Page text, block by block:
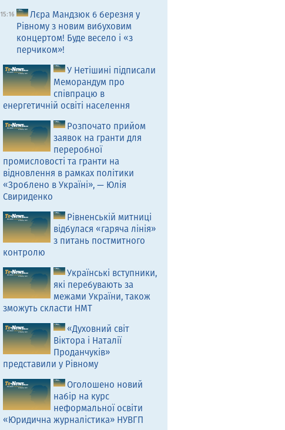
15:16
Лєра Мандзюк 6 березня у
Рівному з новим вибуховим
концертом! Буде весело і «з
перчиком»!
У Нетішині підписали
Меморандум про
співпрацю в
енергетичній освіті населення
Розпочато прийом
заявок на гранти для
переробної
промисловості та гранти на
відновлення в рамках політики
«Зроблено в Україні», — Юлія
Свириденко
Рівненській митниці
відбулася «гаряча лінія»
з питань постмитного
контролю
Українські вступники,
які перебувають за
межами України, також
зможуть скласти НМТ
«Духовний світ
Віктора і Наталії
Проданчуків»
представили у Рівному
Оголошено новий
набір на курс
неформальної освіти
«Юридична журналістика» НУВГП